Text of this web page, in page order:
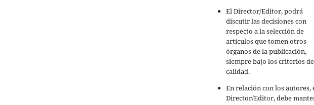
El Director/Editor, podrá
discutir las decisiones con
respecto a la selección de
artículos que tomen otros
órganos de la publicación,
siempre bajo los criterios de
calidad.
En relación con los autores,
Director/Editor, debe